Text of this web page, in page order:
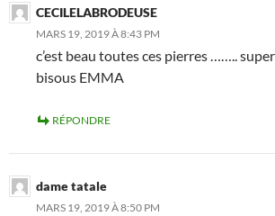
CECILELABRODEUSE
MARS 19, 2019 À 8:43 PM
c’est beau toutes ces pierres ……..
bisous EMMA
RÉPONDRE
dame tatale
MARS 19, 2019 À 8:50 PM